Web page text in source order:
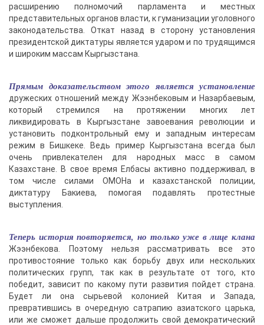
расширению полномочий парламента и местных
представительных органов власти, к гуманизации уголовного
законодательства. Откат назад в сторону установления
президентской диктатуры является ударом и по трудящимся
и широким массам Кыргызстана.
Прямым доказательством этого является установление
дружеских отношений между Жээнбековым и Назарбаевым,
который стремился на протяжении многих лет
ликвидировать в Кыргызстане завоевания революции и
установить подконтрольный ему и западным интересам
режим в Бишкеке. Ведь пример Кыргызстана всегда был
очень привлекателен для народных масс в самом
Казахстане. В свое время Елбасы активно поддерживал, в
том числе силами ОМОНа и казахстанской полиции,
диктатуру Бакиева, помогая подавлять протестные
выступления.
Теперь история повторяется, но только уже в лице клана
Жээнбекова. Поэтому нельзя рассматривать все это
противостояние только как борьбу двух или нескольких
политических групп, так как в результате от того, кто
победит, зависит по какому пути развития пойдет страна.
Будет ли она сырьевой колонией Китая и Запада,
превратившись в очередную сатрапию азиатского царька,
или же сможет дальше продолжить свой демократический